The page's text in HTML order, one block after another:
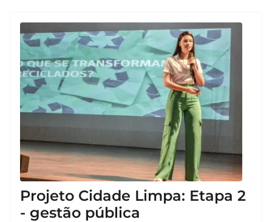
Projeto Cidade Limpa: Etapa 2
- gestão pública